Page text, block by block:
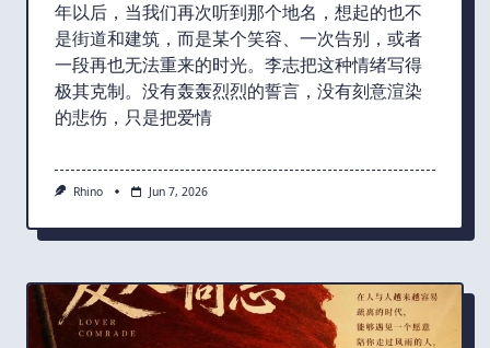
年以后，当我们再次听到那个地名，想起的也不
是街道和建筑，而是某个笑容、一次告别，或者
一段再也无法重来的时光。李志把这种情绪写得
极其克制。没有轰轰烈烈的誓言，没有刻意渲染
的悲伤，只是把爱情
Rhino Jun 7, 2026